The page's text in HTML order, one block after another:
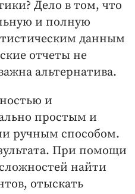
Дело в том, что
и полную
данным
отчеты не
альтернатива.
и
простым и
ручным способом.
При помощи
найти
отыскать